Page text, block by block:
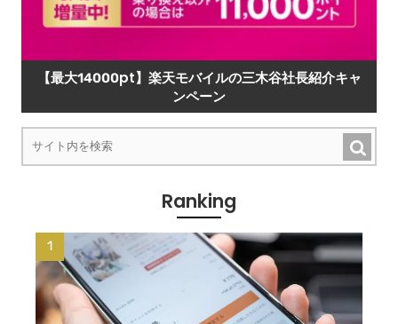
【最大14000pt】楽天モバイルの三木谷社長紹介キャ
ンペーン
Ranking